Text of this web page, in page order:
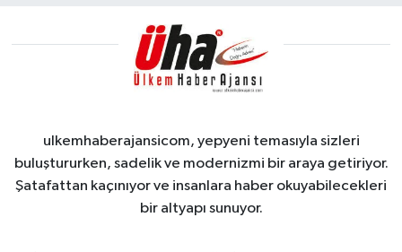
ulkemhaberajansicom, yepyeni temasıyla sizleri
buluştururken, sadelik ve modernizmi bir araya getiriyor.
Şatafattan kaçınıyor ve insanlara haber okuyabilecekleri
bir altyapı sunuyor.